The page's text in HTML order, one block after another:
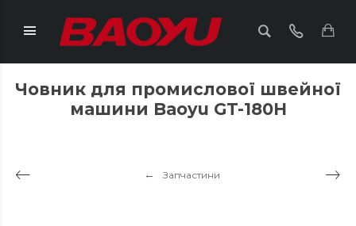
Човник для промислової швейної
машини Baoyu GT-180H
Запчастини